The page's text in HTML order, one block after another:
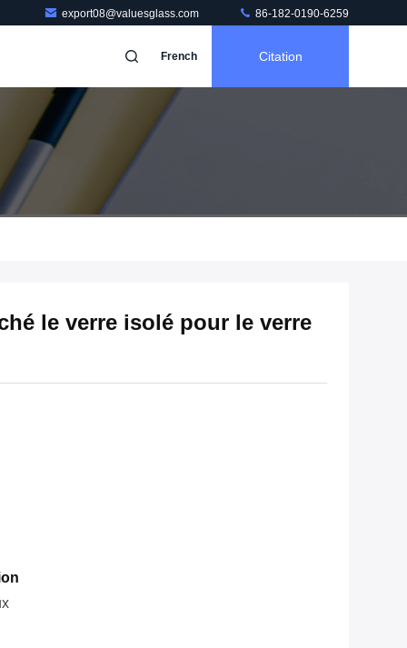
export08@valuesglass.com 86-182-0190-6259
French Citation
le verre isolé pour le verre